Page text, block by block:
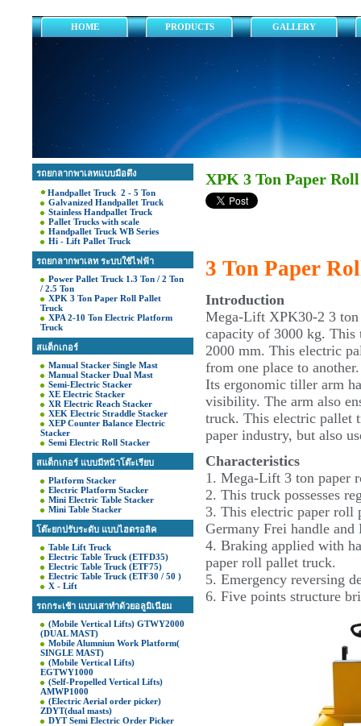
HOME PRODUCTS GALLERY
รถยกลากพาเลทแบบมือดึง
Handpallet Truck 2 - 5 Ton
Galvanized Handpallet Truck
Stainless Handpallet Truck
Pallet Trucks with scale
Handpallet Truck WB Series
Hi - Lift Pallet Truck
รถยกลากพาเลท ระบบใช้ไฟฟ้า
Power Pallet Truck 1.3 Ton / 2 Ton
/ 2.5 Ton
XPK 3 Ton Paper Roll Pallet
Truck
XPA 2-10 Ton Electric Platform
Truck
สแต็กเกอร์
Manual Stacker Single Mast
Manual Stacker Dual Mast
Semi-Electric Stacker
XE Electric Stacker
XR Electric Reach Stacker
XEK Electric Straddle Stacker
XEP Counter Balance Electric
Stacker
Semi Electric Roll Stacker
สแต็กเกอร์ แบบมีหน้าโต๊ะเรียบ
Platform Stacker
Electric Platform Stacker
Mini Electric Table Stacker
Mini Table Stacker
โต๊ะยกปรับระดับ แบบไฮดรอลิค
Table Lift Truck
Electric Table Truck (ETFD35)
Electric Table Truck (ETF75)
Electric Table Truck (ETF30 / 50 )
X - Lift
รถกระเช้า แบบเสาทำด้วยอลูมิเนียม
(Mobile Vertical Lifts) GTWY2000
(DUAL MAST)
Mobile Alumniun Work Platform(
SINGLE MAST)
(Mobile Vertical Lifts)
EGTWY1000
(Self-Propelled Vertical Lifts)
AMWP1000
(Electric Aerial order picker)
ZDYT(dual masts)
DYT Semi Electric Order Picker
XPK 3 Ton Paper
3 Ton Paper
Introduction
Mega-Lift XPK30-2 3
capacity of 3000 kg.
2000 mm. This electric
from one place to
Its ergonomic tiller arm
visibility. The arm also
truck. This electric pallet
paper industry, but also
Characteristics
1. Mega-Lift 3 ton paper
2. This truck possesses
3. This electric paper roll
Germany Frei handle
4. Braking applied with
paper roll pallet truck.
5. Emergency reversing
6. Five points structure